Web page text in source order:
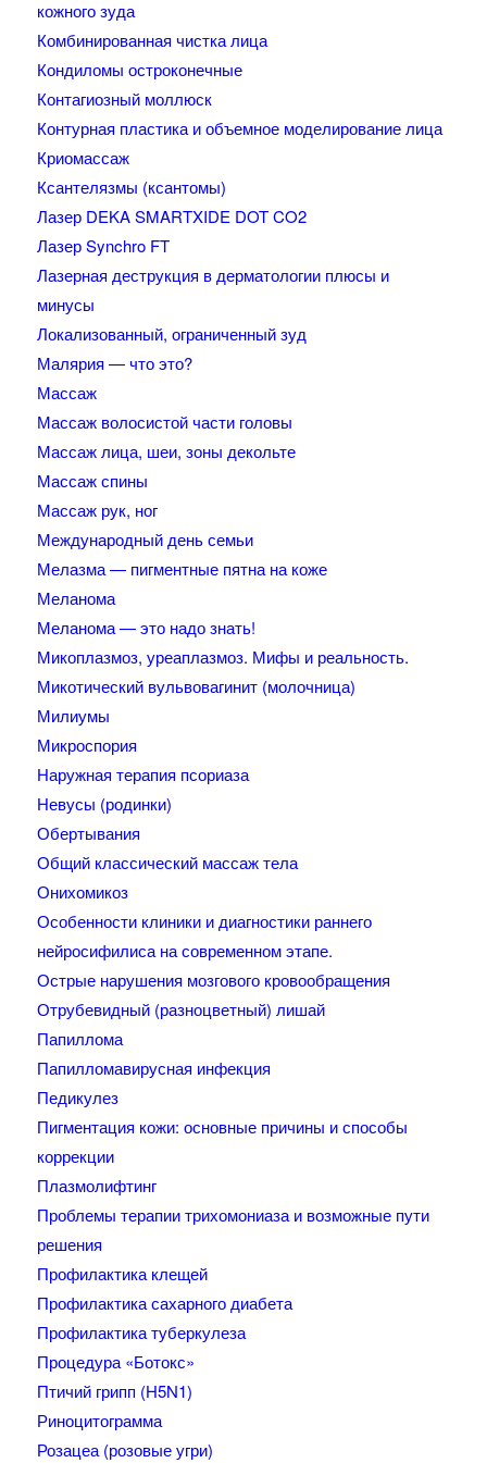
кожного зуда
Комбинированная чистка лица
Кондиломы остроконечные
Контагиозный моллюск
Контурная пластика и объемное моделирование лица
Криомассаж
Ксантелязмы (ксантомы)
Лазер DEKA SMARTXIDE DOT CO2
Лазер Synchro FT
Лазерная деструкция в дерматологии плюсы и
минусы
Локализованный, ограниченный зуд
Малярия — что это?
Массаж
Массаж волосистой части головы
Массаж лица, шеи, зоны декольте
Массаж спины
Массаж рук, ног
Международный день семьи
Мелазма — пигментные пятна на коже
Меланома
Меланома — это надо знать!
Микоплазмоз, уреаплазмоз. Мифы и реальность.
Микотический вульвовагинит (молочница)
Милиумы
Микроспория
Наружная терапия псориаза
Невусы (родинки)
Обертывания
Общий классический массаж тела
Онихомикоз
Особенности клиники и диагностики раннего
нейросифилиса на современном этапе.
Острые нарушения мозгового кровообращения
Отрубевидный (разноцветный) лишай
Папиллома
Папилломавирусная инфекция
Педикулез
Пигментация кожи: основные причины и способы
коррекции
Плазмолифтинг
Проблемы терапии трихомониаза и возможные пути
решения
Профилактика клещей
Профилактика сахарного диабета
Профилактика туберкулеза
Процедура «Ботокс»
Птичий грипп (H5N1)
Риноцитограмма
Розацеа (розовые угри)